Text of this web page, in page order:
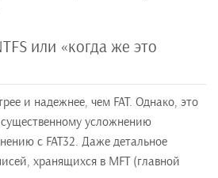
или «когда же это
и надежнее, чем FAT. Однако, это
существенному усложнению
с FAT32. Даже детальное
хранящихся в MFT (главной